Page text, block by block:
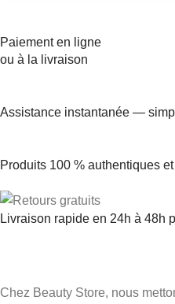
Paiement en ligne
ou à la livraison
Assistance instantanée —
Produits 100 % authentiques
Livraison rapide en 24h à 48h
Chez Beauty Store, nous